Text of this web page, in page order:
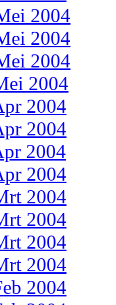
2004
2004
2004
2004
2004
2004
2004
2004
2004
2004
2004
2004
2004